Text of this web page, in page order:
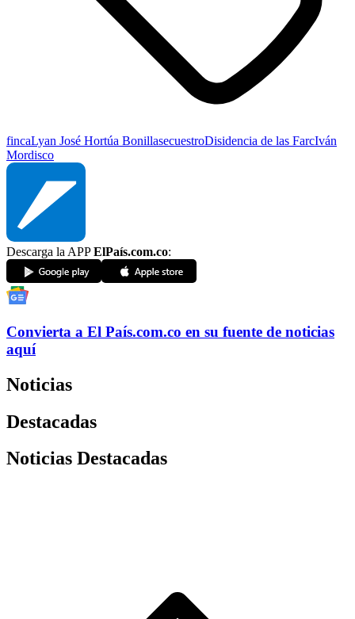
fincaLyan José Hortúa BonillasecuestroDisidencia de las FarcIván
Mordisco
Descarga la APPElPaís.com.co:
Convierta a El País.com.co en su fuente de noticias
aquí
Noticias
Destacadas
Noticias Destacadas